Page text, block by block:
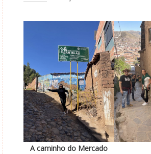
A caminho do Mercado